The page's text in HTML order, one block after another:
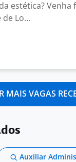
estética? Venha
Lo...
MAIS VAGAS
Auxiliar